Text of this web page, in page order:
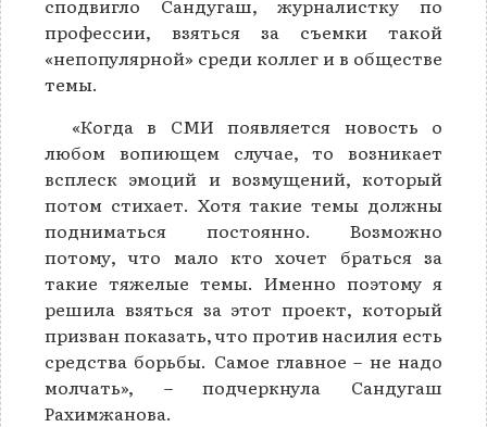
профессии, взяться за съемки такой
«непопулярной» среди коллег и в обществе
темы.
«Когда в СМИ появляется новость о
любом вопиющем случае, то возникает
всплеск эмоций и возмущений, который
потом стихает. Хотя такие темы должны
подниматься постоянно. Возможно
потому, что мало кто хочет браться за
такие тяжелые темы. Именно поэтому я
решила взяться за этот проект, который
призван показать, что против насилия есть
средства борьбы. Самое главное – не надо
молчать», – подчеркнула Сандугаш
Рахимжанова.